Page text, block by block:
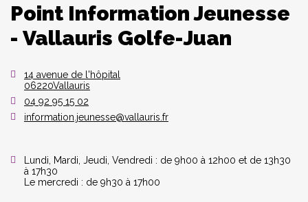
Point Information Jeunesse
- Vallauris Golfe-Juan
14 avenue de l'hôpital
06220Vallauris
04 92 95 15 02
information.jeunesse@vallauris.fr
Lundi, Mardi, Jeudi, Vendredi : de 9h00 à 12h00 et de 13h30
à 17h30
Le mercredi : de 9h30 à 17h00